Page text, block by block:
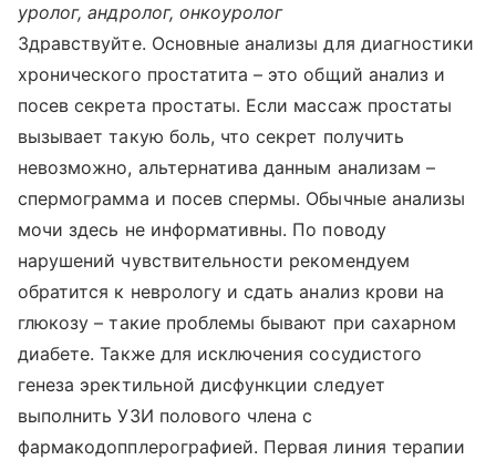
уролог, андролог, онкоуролог
Здравствуйте. Основные анализы для диагностики
хронического простатита – это общий анализ и
посев секрета простаты. Если массаж простаты
вызывает такую боль, что секрет получить
невозможно, альтернатива данным анализам –
спермограмма и посев спермы. Обычные анализы
мочи здесь не информативны. По поводу
нарушений чувствительности рекомендуем
обратится к неврологу и сдать анализ крови на
глюкозу – такие проблемы бывают при сахарном
диабете. Также для исключения сосудистого
генеза эректильной дисфункции следует
выполнить УЗИ полового члена с
фармакодопплерографией. Первая линия терапии